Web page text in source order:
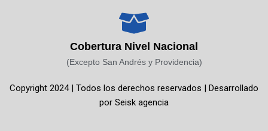
o
o
-
t
a
g
r
m
b
e
k
Cobertura Nivel Nacional
(Excepto San Andrés y Providencia)
Copyright 2024 | Todos los derechos reservados | Desarrollado
por Seisk agencia